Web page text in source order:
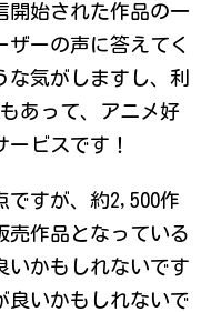
開始された作品の一
ーの声に答えてく
気がしますし、利
あって、アニメ好
ビスです！
ですが、約2,500作
売作品となっている
いかもしれないです
良いかもしれないで